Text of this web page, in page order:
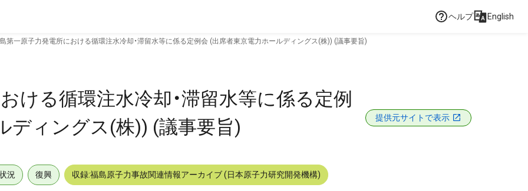
ヘルプ English
第一原子力発電所における循環注水冷却・滞留水等に係る定例会 (出席者東京電力ホールディングス(株)) (議事要旨)
ける循環注水冷却・滞留水等に係る定例
ディングス(株)) (議事要旨)
提供元サイトで表示
況 復興 収録:福島原子力事故関連情報アーカイブ (日本原子力研究開発機構)